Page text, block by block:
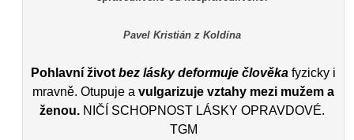
Pavel Kristián z Koldína
Pohlavní život bez lásky deformuje člověka fyzicky i
mravně. Otupuje avulgarizuje vztahy mezi mužem a
ženou. NIČÍ SCHOPNOST LÁSKY OPRAVDOVÉ.
TGM